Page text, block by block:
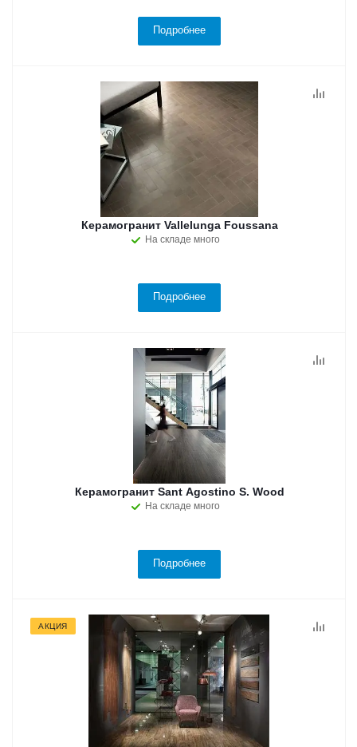
Подробнее
Керамогранит Vallelunga Foussana
На складе много
Подробнее
Керамогранит Sant Agostino S. Wood
На складе много
Подробнее
АКЦИЯ